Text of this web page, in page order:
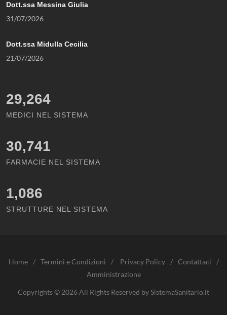
Dott.ssa Messina Giulia
31/07/2026
Dott.ssa Midulla Cecilia
21/07/2026
29,264
MEDICI NEL SISTEMA
30,741
FARMACIE NEL SISTEMA
1,086
STRUTTURE NEL SISTEMA
Home / Termini e Condizioni / Privacy Policy / Contattaci
/
Amministrazione
Copyrights © 2026 All Rights Reserved by SistemaSanitario.it